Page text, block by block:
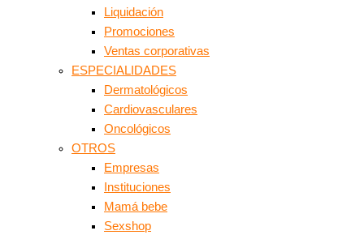
Liquidación
Promociones
Ventas corporativas
ESPECIALIDADES
Dermatológicos
Cardiovasculares
Oncológicos
OTROS
Empresas
Instituciones
Mamá bebe
Sexshop